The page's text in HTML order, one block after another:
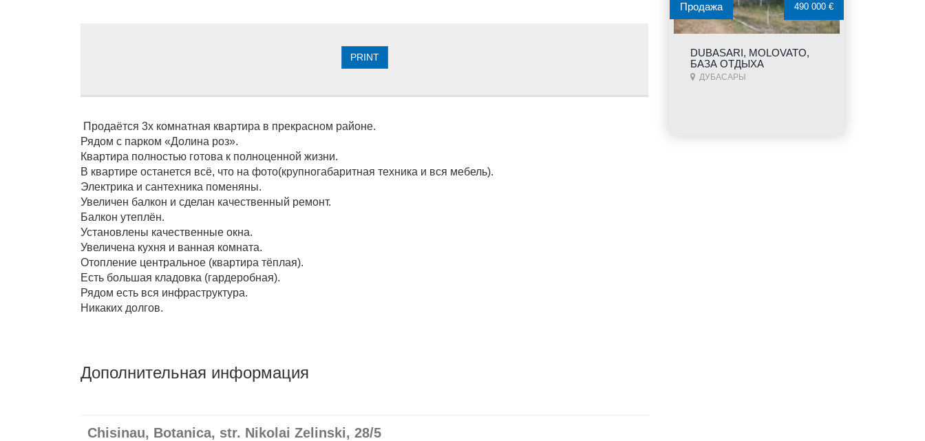
PRINT
Продаётся 3х комнатная квартира в прекрасном районе.
Рядом с парком «Долина роз».
Квартира полностью готова к полноценной жизни.
В квартире останется всё, что на фото(крупногабаритная техника и вся мебель).
Электрика и сантехника поменяны.
Увеличен балкон и сделан качественный ремонт.
Балкон утеплён.
Установлены качественные окна.
Увеличена кухня и ванная комната.
Отопление центральное (квартира тёплая).
Есть большая кладовка (гардеробная).
Рядом есть вся инфраструктура.
Никаких долгов.
Дополнительная информация
Chisinau, Botanica, str. Nikolai Zelinski, 28/5
DUBASARI, MOLOVATO,
БАЗА ОТДЫХА
ДУБАСАРЫ
Продажа 490 000 €